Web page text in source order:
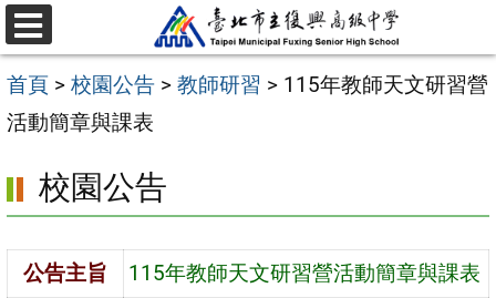
跳
至
主
要
容
區
選
單
首頁 > 校園公告 > 教師研習 > 115年教師天文研習營
活動簡章與課表
校園公告
公告主旨
115年教師天文研習營活動簡章與課表